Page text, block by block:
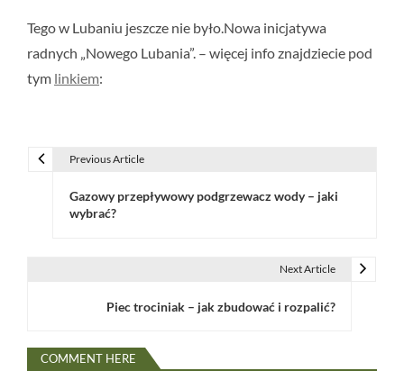
Tego w Lubaniu jeszcze nie było.Nowa inicjatywa
radnych „Nowego Lubania”. – więcej info znajdziecie pod
tym linkiem:
Previous Article
Gazowy przepływowy podgrzewacz wody – jaki
wybrać?
Next Article
Piec trociniak – jak zbudować i rozpalić?
COMMENT HERE